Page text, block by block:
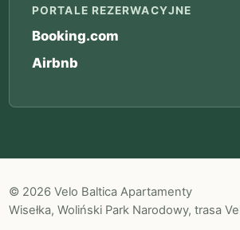
PORTALE REZERWACYJNE
Booking.com
Airbnb
© 2026 Velo Baltica Apartamenty
Wisełka, Woliński Park Narodowy, trasa